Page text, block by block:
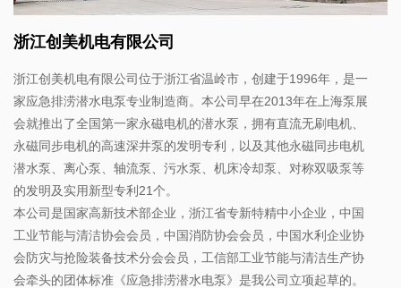
浙江创美机电有限公司
浙江创美机电有限公司位于浙江省温岭市，创建于1996年，是一
家应急排涝潜水电泵专业制造商。本公司早在2013年在上海泵展
会就推出了全国第一家永磁电机的潜水泵，拥有直流无刷电机、
永磁同步电机的高速深井泵的发明专利，以及其他永磁同步电机
潜水泵、离心泵、轴流泵、污水泵、机床冷却泵、对称双吸泵等
的发明及实用新型专利21个。
本公司是国家高新技术部企业，浙江省专新特精中小企业，中国
工业节能与清洁协会会员，中国消防协会会员，中国水利企业协
会防灾与抢险装备技术分会会员，工信部工业节能与清洁生产协
会牵头的团体标准《应急排涝潜水电泵》是我公司立项起草的。